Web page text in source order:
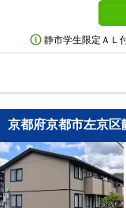
静市学生限定ＡＬ
京都府京都市左京区